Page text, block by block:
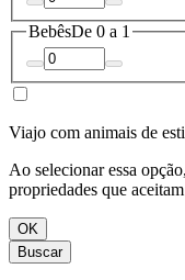
BebêsDe 0 a 1
Viajo com animais de
Ao selecionar essa
propriedades que
OK
Buscar